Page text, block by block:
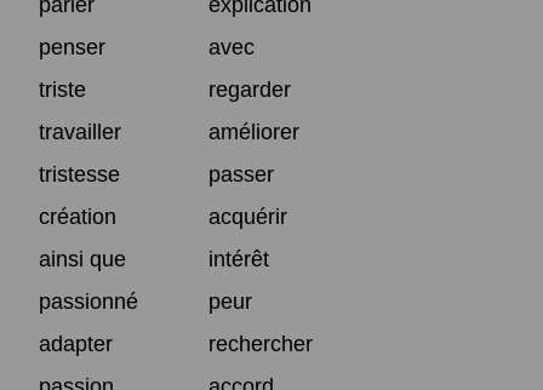
parler
explication
penser
avec
triste
regarder
travailler
améliorer
tristesse
passer
création
acquérir
ainsi que
intérêt
passionné
peur
adapter
rechercher